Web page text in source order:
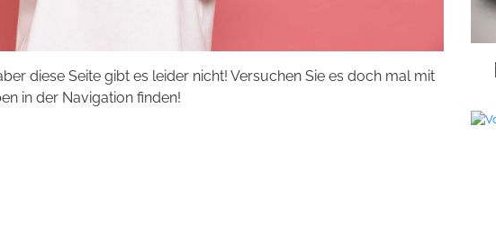
diese Seite gibt es leider nicht! Versuchen Sie es doch mal mit
in der Navigation finden!